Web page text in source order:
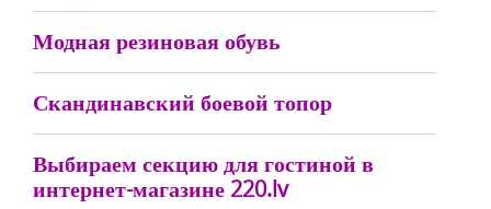
Модная резиновая обувь
Скандинавский боевой топор
Выбираем секцию для гостиной в
интернет-магазине 220.lv